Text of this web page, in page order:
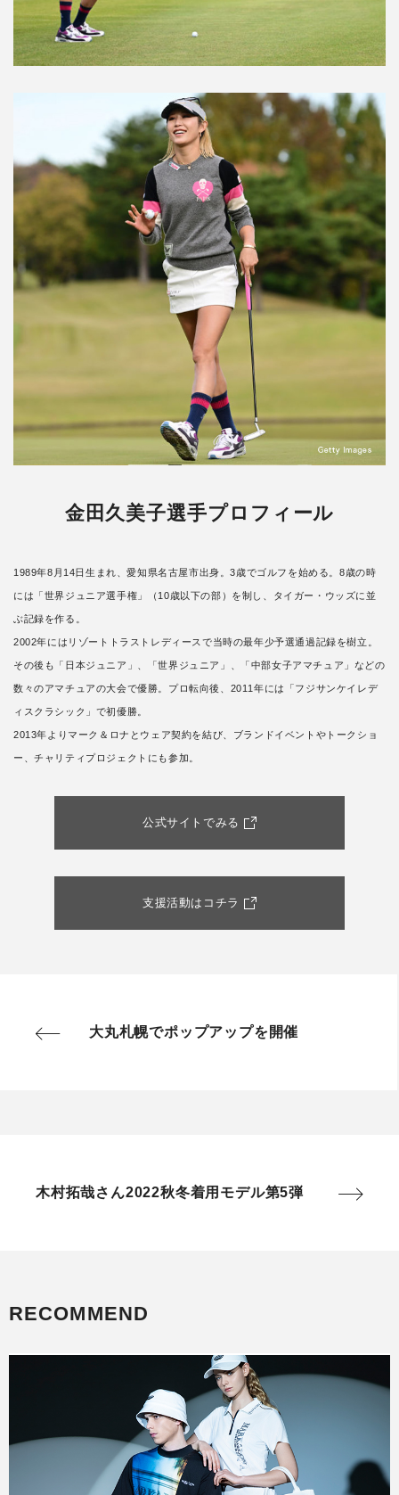
RECOMMEND
金田久美子選手プロフィール
1989年8月14日生まれ、愛知県名古屋市出身。3歳でゴルフを始める。8歳の時
には「世界ジュニア選手権」（10歳以下の部）を制し、タイガー・ウッズに並
ぶ記録を作る。
2002年にはリゾートトラストレディースで当時の最年少予選通過記録を樹立。
その後も「日本ジュニア」、「世界ジュニア」、「中部女子アマチュア」などの
数々のアマチュアの大会で優勝。プロ転向後、2011年には「フジサンケイレデ
ィスクラシック」で初優勝。
2013年よりマーク＆ロナとウェア契約を結び、ブランドイベントやトークショ
ー、チャリティプロジェクトにも参加。
公式サイトでみる
支援活動はコチラ
大丸札幌でポップアップを開催
木村拓哉さん2022秋冬着用モデル第5弾